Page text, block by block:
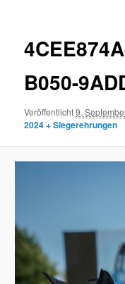
B050-
Veröffentlicht9.
2024 + Siegerehrungen